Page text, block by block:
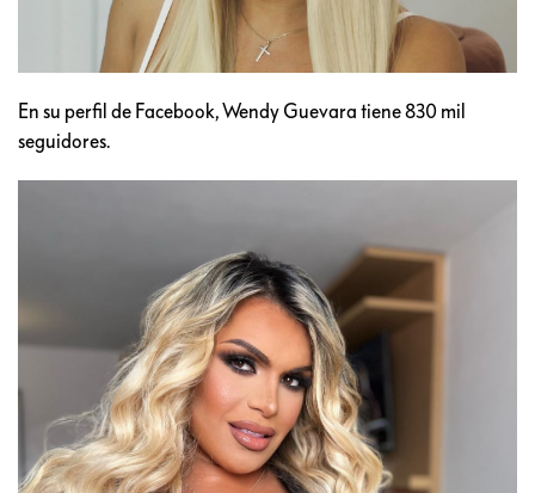
En su perfil de Facebook, Wendy Guevara tiene 830 mil
seguidores.